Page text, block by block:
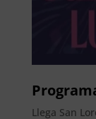
Llega San